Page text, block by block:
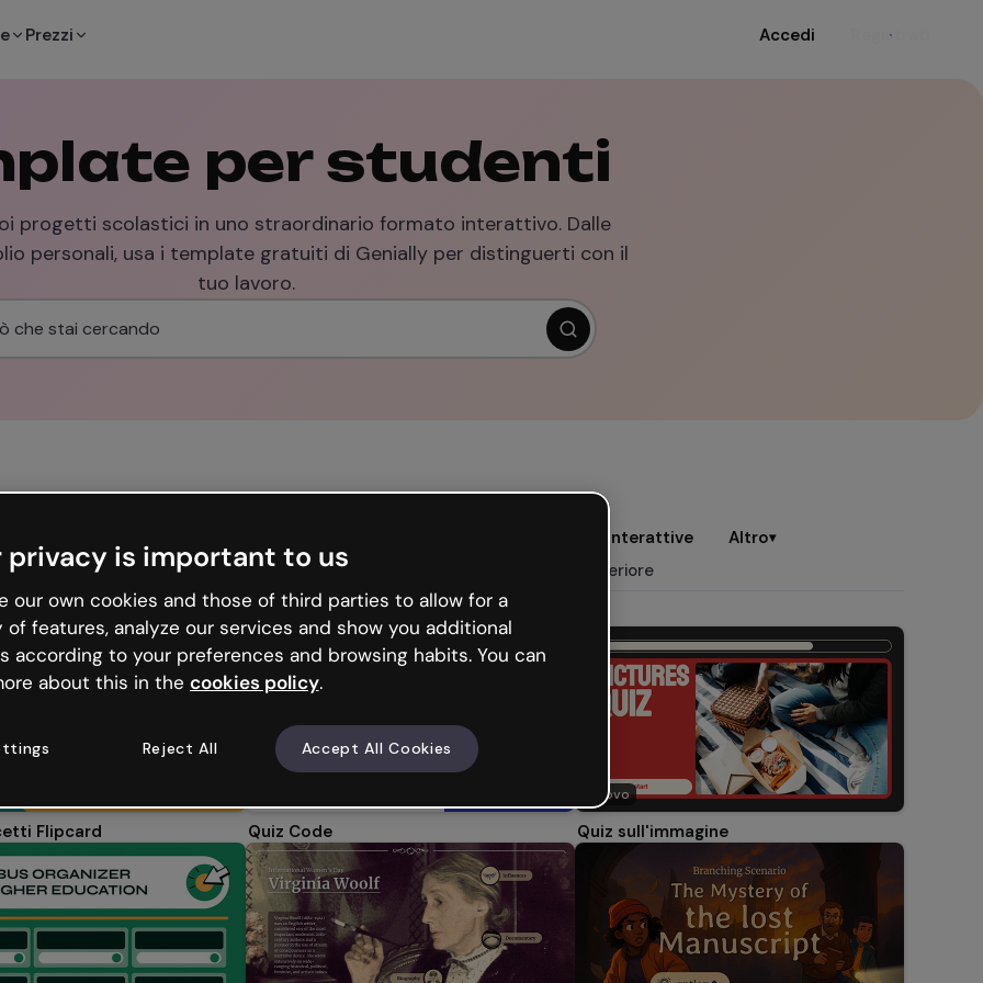
Prezzi Accedi Registrati
per studenti
progetti scolastici in uno straordinario formato interattivo. Dalle
personali, usa i template gratuiti di Genially per distinguerti con il
tuo lavoro.
Card interattive Altro▾
didattici Aziendali Marketing Studenti IIstruzione superiore
Flipcard Quiz Code
Nuovo
Quiz sull'immagine
privacy is important to us
our own cookies and those of third parties to allow for a
of features, analyze our services and show you additional
according to your preferences and browsing habits. You can
about this in the cookies policy.
Reject All Accept All Cookies